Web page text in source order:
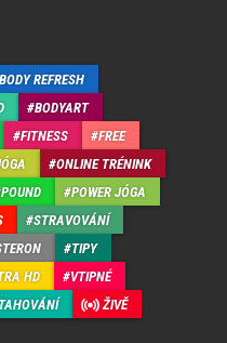
BODY REFRESH
BODYART
FITNESS
FREE
ONLINE TRÉNINK
POUND
POWER JÓGA
STRAVOVÁNÍ
TIPY
HD
VTIPNÉ
ŽIVĚ